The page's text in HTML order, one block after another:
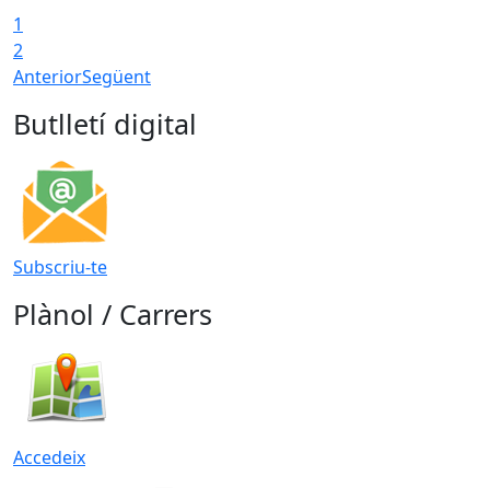
1
2
AnteriorSegüent
Butlletí digital
Subscriu-te
Plànol / Carrers
Accedeix